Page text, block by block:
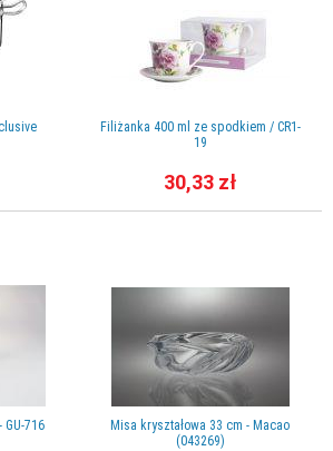
GU-716
Filiżanka 400 ml ze spodkiem / CR1-
19
30,33 zł
Misa kryształowa 33 cm - Macao
(043269)